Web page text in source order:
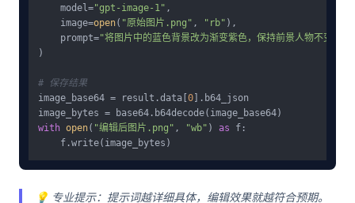
    model=
"gpt-image-1" ,
    image=
open( "原始图片.png" , "rb" ),
    prompt=
"将图片中的蓝色背景改为渐变紫色，保持前景人物不变"
)
# 保存结果
image_base64 = result.data[ 0 ].b64_json
with open( "编辑后图片.png" , "wb" ) as f:
💡 专业提示：提示词越详细具体，编辑效果就越符合预期。